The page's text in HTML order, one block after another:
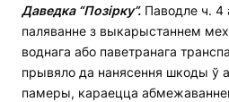
Даведка “Позірку”. Паводле ч. 4
паляванне з выкарыстаннем
воднага або паветранага
прывяло да нанясення шкоды ў
памеры, караецца